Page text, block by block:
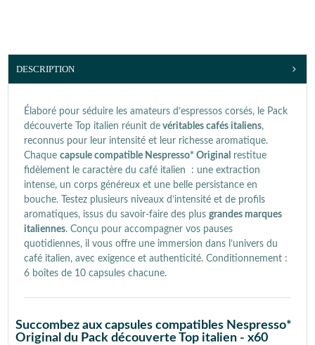
DESCRIPTION
Élaboré pour séduire les amateurs d’espressos corsés, le Pack
découverte Top italien réunit de véritables cafés italiens,
reconnus pour leur intensité et leur richesse aromatique.
Chaque capsule compatible Nespresso* Original restitue
fidèlement le caractère du café italien : une extraction
intense, un corps généreux et une belle persistance en
bouche. Testez plusieurs niveaux d’intensité et de profils
aromatiques, issus du savoir-faire des plus grandes marques
italiennes. Conçu pour accompagner vos pauses
quotidiennes, il vous offre une immersion dans l’univers du
café italien, avec exigence et authenticité. Conditionnement :
6 boîtes de 10 capsules chacune.
Succombez aux capsules compatibles Nespresso*
Original du Pack découverte Top italien - x60